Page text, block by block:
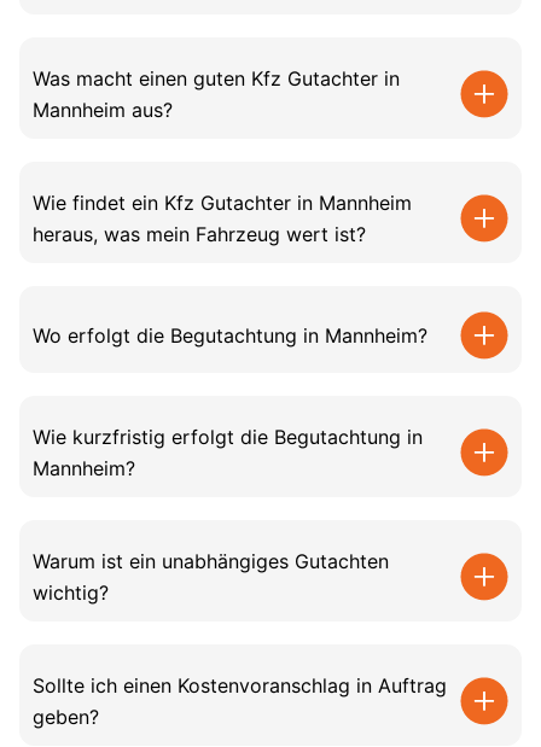
Was macht einen guten Kfz Gutachter in
Mannheim aus?
Wie findet ein Kfz Gutachter in Mannheim
heraus, was mein Fahrzeug wert ist?
Wo erfolgt die Begutachtung in Mannheim?
Wie kurzfristig erfolgt die Begutachtung in
Mannheim?
Warum ist ein unabhängiges Gutachten
wichtig?
Sollte ich einen Kostenvoranschlag in Auftrag
geben?